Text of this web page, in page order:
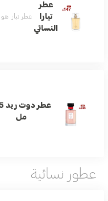
عطر
تيارا
النسائي
عطر تيارا
مل
عطور نسائية